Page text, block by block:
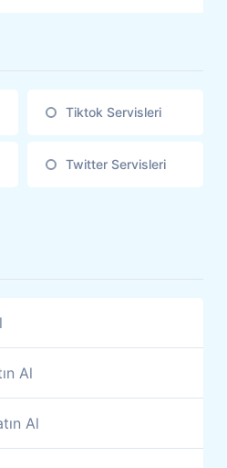
Tiktok Servisleri
Twitter Servisleri
Al
Al